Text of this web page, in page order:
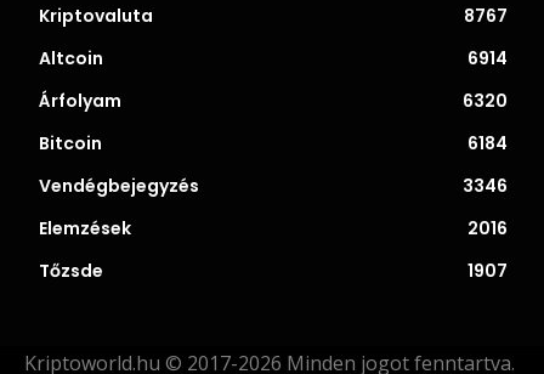
Kriptovaluta
8767
Altcoin
6914
Árfolyam
6320
Bitcoin
6184
Vendégbejegyzés
3346
Elemzések
2016
Tőzsde
1907
Kriptoworld.hu © 2017-2026 Minden jogot fenntartva.